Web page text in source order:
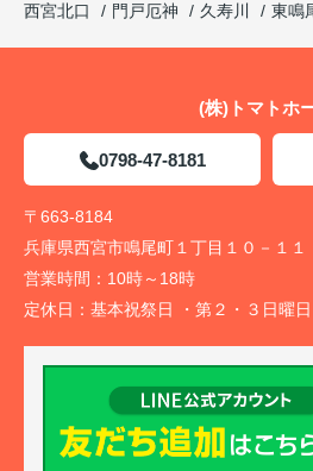
西宮北口
門戸厄神 久寿川 東鳴
(株)トマトホ
0798-47-8181
〒663-8184
兵庫県西宮市鳴尾町１丁目１０－１１
営業時間： 10時～18時
定休日： 基本祝祭日 ・第２・３日曜日